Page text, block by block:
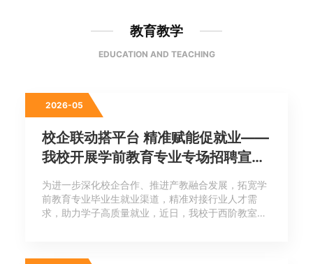
教育教学
EDUCATION AND TEACHING
2026-05
校企联动搭平台 精准赋能促就业——
我校开展学前教育专业专场招聘宣讲
会
为进一步深化校企合作、推进产教融合发展，拓宽学
前教育专业毕业生就业渠道，精准对接行业人才需
求，助力学子高质量就业，近日，我校于西阶教室顺